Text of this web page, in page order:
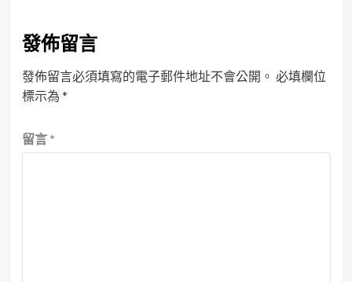
發佈留言
發佈留言必須填寫的電子郵件地址不會公開。 必填欄位
標示為 *
留言 *